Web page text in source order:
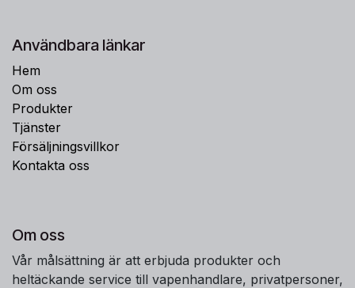
Användbara länkar
Hem
Om oss
Produkter
Tjänster
Försäljningsvillkor
Kontakta oss
Om oss
Vår målsättning är att erbjuda produkter och
heltäckande service till vapenhandlare, privatpersoner,